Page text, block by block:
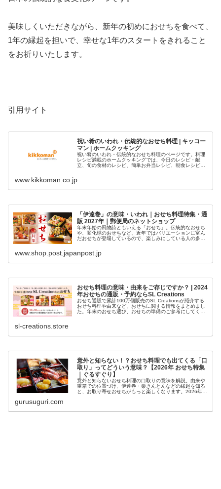
美味しくいただきながら、新年の初めにおせちを食べて、
1年の縁起を担いで、幸せな1年のスタートをきれること
をお祈りいたします。
引用サイト
祝い肴のいわれ・伝統的なおせち料理 | キッコー
マン | ホームクッキング
祝い肴のいわれ・伝統的なおせち料理のページです。料理
レシピ満載のホームクッキングでは、今日のレシピ・献
立、旬の食材のレシピ、簡単お弁当レシピ、朝食レシピな
www.kikkoman.co.jp
「伊達巻」の意味・いわれ｜おせち料理特集・通
販 2027年｜郵便局のネットショップ
年末年始の風物詩ともいえる「おせち」。伝統的なおせち
や、変化球のおせちなど、近年ではバリエーションに富ん
だおせちが登場しているので、楽しみにしている人の多い
とを知っていますか？ここでは伊達...
www.shop.post.japanpost.jp
おせち料理の意味・由来をご存じですか？ | 2024
年おせちの通販・予約ならSL Creations
おせち通販で累計100万個販売のSL Creationsが紹介する
おせち料理や由来など、おせちに関する情報をまとめまし
た。年末のおせち選び、おせちの準備のご参考にしてくだ
sl-creations.store
意外と知らない！？おせち料理でも出てくる「口
取り」ってどういう意味？【2026年 おせち特集
｜ぐるすぐり】
意外と知らないおせち料理の口取りの意味を解説。由来や
重箱での位置づけ、伊達巻・栗きんとんなどの縁起を知る
と、お取り寄せおせちがもっと楽しくなります。2026年の
gurusuguri.com